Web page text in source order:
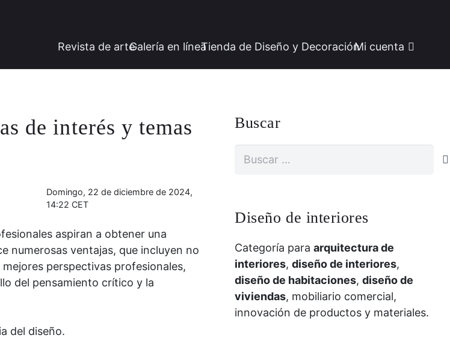
Revista de arteGalería en líneaTienda de Diseño y DecoraciónMi cuenta
de interés y temas
Domingo, 22 de diciembre de 2024,
14:22 CET
aspiran a obtener una
numerosas ventajas, que incluyen no
perspectivas profesionales,
del pensamiento crítico y la
del diseño.
Buscar
Diseño de interiores
Categoría paraarquitectura de
interiores,diseño de interiores,
diseño de habitaciones,diseño de
viviendas, mobiliario comercial,
innovación de productos y materiales.